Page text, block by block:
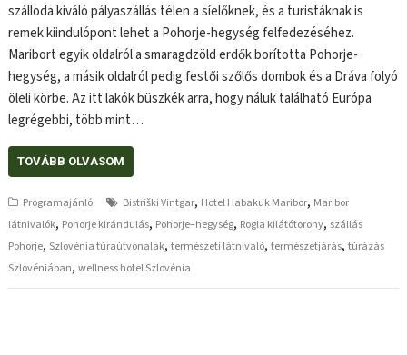
szálloda kiváló pályaszállás télen a síelőknek, és a turistáknak is
remek kiindulópont lehet a Pohorje-hegység felfedezéséhez.
Maribort egyik oldalról a smaragdzöld erdők borította Pohorje-
hegység, a másik oldalról pedig festői szőlős dombok és a Dráva folyó
öleli körbe. Az itt lakók büszkék arra, hogy náluk található Európa
legrégebbi, több mint…
TOVÁBB OLVASOM
Programajánló Bistriški Vintgar, Hotel Habakuk Maribor, Maribor
látnivalók, Pohorje kirándulás, Pohorje–hegység, Rogla kilátótorony, szállás
Pohorje, Szlovénia túraútvonalak,természeti látnivaló,természetjárás,túrázás
Szlovéniában,wellness hotel Szlovénia